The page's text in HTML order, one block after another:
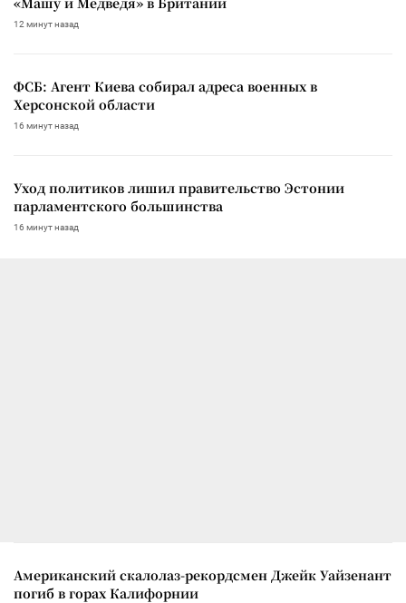
12 минут назад
ФСБ: Агент Киева собирал адреса военных в
Херсонской области
16 минут назад
Уход политиков лишил правительство Эстонии
парламентского большинства
16 минут назад
Американский скалолаз-рекордсмен Джейк Уайзенант
погиб в горах Калифорнии